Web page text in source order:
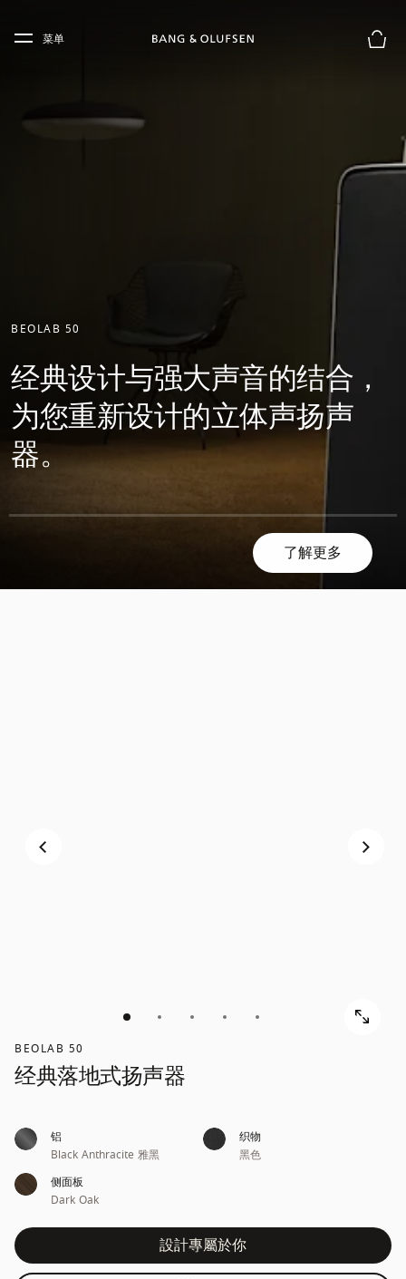
Skip to main footer
菜单
BEOLAB 50
经典设计与强大声音的结合，
为您重新设计的立体声扬声
器。
了解更多
BEOLAB 50
经典落地式扬声器
铝
Black Anthracite 雅黑
织物
黑色
侧面板
Dark Oak
設計專屬於你